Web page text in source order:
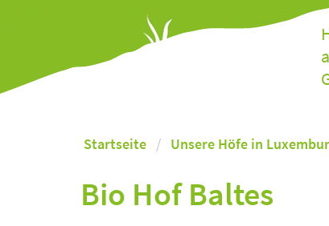
Startseite Unsere Höfe in
Bio Hof Baltes